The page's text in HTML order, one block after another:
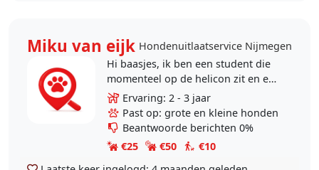
Miku van eijk Hondenuitlaatservice Nijmegen
Hi baasjes, ik ben een student die
momenteel op de helicon zit en een
opleiding dier en management
volgt. Ik ben veel bezig met de
verzorging van..
Ervaring: 2 - 3 jaar
Past op: grote en kleine honden
Beantwoorde berichten 0%
€25
€50
€10